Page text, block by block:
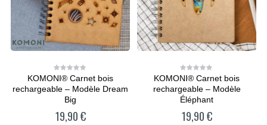
0
of
KOMONI® Carnet bois
rechargeable – Modèle Dream
Big
19,90€
0
of
5
KOMONI® Carnet bois
rechargeable – Modèle
Éléphant
19,90€